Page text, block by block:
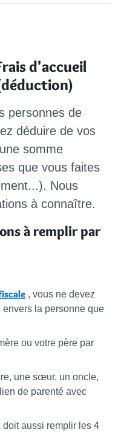
d'accueil
personnes de
déduire de vos
somme
que vous faites
Nous
à connaître.
à remplir par
, vous ne devez
envers la personne que
ou votre père par
une sœur, un oncle,
de parenté avec
aussi remplir les 4